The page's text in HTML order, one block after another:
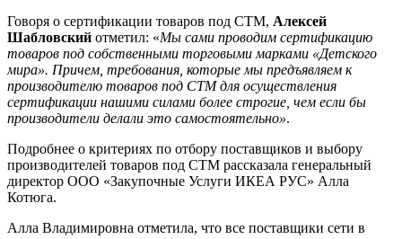
Говоря о сертификации товаров под СТМ, Алексей
Шабловский отметил: «Мы сами проводим сертификацию
товаров под собственными торговыми марками «Детского
мира». Причем, требования, которые мы предъявляем к
производителю товаров под СТМ для осуществления
сертификации нашими силами более строгие, чем если бы
производители делали это самостоятельно».
Подробнее о критериях по отбору поставщиков и выбору
производителей товаров под СТМ рассказала генеральный
директор ООО «Закупочные Услуги ИКЕА РУС» Алла
Котюга.
Алла Владимировна отметила, что все поставщики сети в